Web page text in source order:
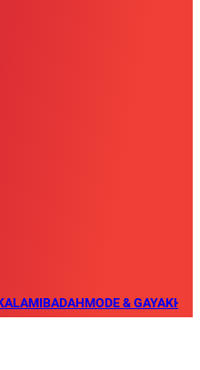
IBADAHMODE & GAYA